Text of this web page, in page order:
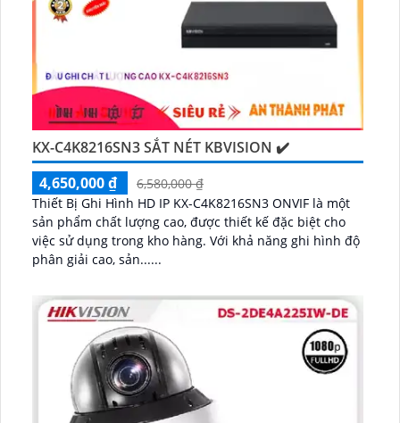
KX-C4K8216SN3 SẮT NÉT KBVISION ✔️
4,650,000 ₫
6,580,000 ₫
Thiết Bị Ghi Hình HD IP KX-C4K8216SN3 ONVIF là một
sản phẩm chất lượng cao, được thiết kế đặc biệt cho
việc sử dụng trong kho hàng. Với khả năng ghi hình độ
phân giải cao, sản......